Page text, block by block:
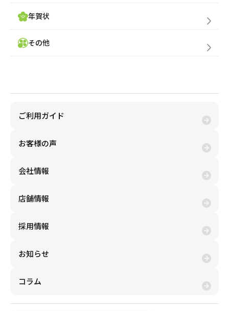
年賀状
その他
ご利用ガイド
お客様の声
会社情報
店舗情報
採用情報
お知らせ
コラム